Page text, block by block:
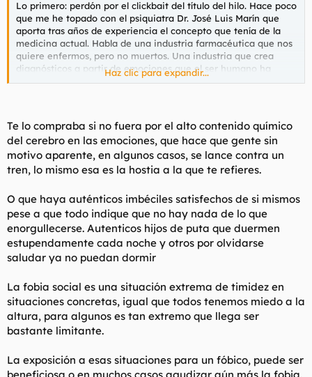
Lo primero: perdón por el clickbait del título del hilo. Hace poco
que me he topado con el psiquiatra Dr. José Luis Marín que
aporta tras años de experiencia el concepto que tenía de la
medicina actual. Habla de una industria farmacéutica que nos
quiere enfermos, pero no muertos. Una industria que crea
diagnósticos a partir de emociones que el ser humano ha
tenido toda su vida. Les han cambiado el nombre, las han
En el vídeo que no tiene desperdicio habla de muchos
conceptos, por sintetizar:
Ansiedad
: es lo que en antaño se conocía como
"nervios". Nervios que reflejaban un "miedo" por
un examen, tu primera cita, cuando compras la casa,
cuando compites en deporte, cuando te comunican que
tienes una enfermedad, etc.
Depresión. Es lo que antes se conocía como "tristeza". El
caso típico de fallecimiento de alguien querido. Llegar a
los 4x y comprobar que no te has convertido en la
Fobia social, o como se indicaba antes "timidez". La
dificultad para relacionarte con otros seres humanos
(que os voy a contar a vosotros putos pajeros)
emociones que siempre han existido y que el ser humano ha
Haz clic para expandir...
Te lo compraba si no fuera por el alto contenido químico
del cerebro en las emociones, que hace que gente sin
motivo aparente, en algunos casos, se lance contra un
tren, lo mismo esa es la hostia a la que te refieres.
O que haya auténticos imbéciles satisfechos de si mismos
pese a que todo indique que no hay nada de lo que
enorgullecerse. Autenticos hijos de puta que duermen
estupendamente cada noche y otros por olvidarse
saludar ya no puedan dormir
La fobia social es una situación extrema de timidez en
situaciones concretas, igual que todos tenemos miedo a la
altura, para algunos es tan extremo que llega ser
bastante limitante.
La exposición a esas situaciones para un fóbico, puede ser
beneficiosa o en muchos casos agudizar aún más la fobia.